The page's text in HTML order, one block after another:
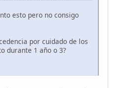
esto pero no consigo
por cuidado de los
durante 1 año o 3?